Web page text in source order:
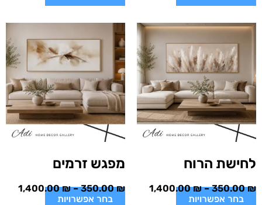
לחישת הרוח
350.00₪
–
1,400.00₪
בחר אפשרויות
מפגש זרמים
350.00₪
–
1,400.00₪
בחר אפשרויות